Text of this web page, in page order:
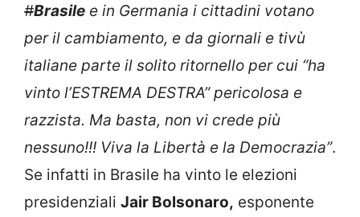
#Brasile e in Germania i cittadini votano
per il cambiamento, e da giornali e tivù
italiane parte il solito ritornello per cui “ha
vinto l’ESTREMA DESTRA” pericolosa e
razzista. Ma basta, non vi crede più
nessuno!!! Viva la Libertà e la Democrazia”.
Se infatti in Brasile ha vinto le elezioni
presidenziali Jair Bolsonaro, esponente